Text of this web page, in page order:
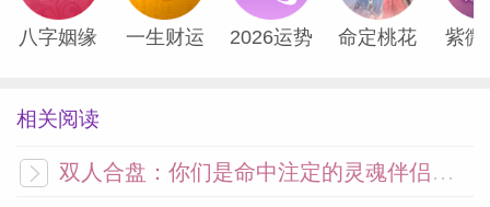
八字姻缘 一生财运 2026运势 命定桃花 紫微
相关阅读
双人合盘：你们是命中注定的灵魂伴侣吗？